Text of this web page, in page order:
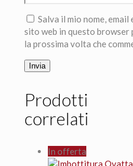
Salva il mio nome, email
sito web in questo browser
la prossima volta che
Prodotti
correlati
In offerta